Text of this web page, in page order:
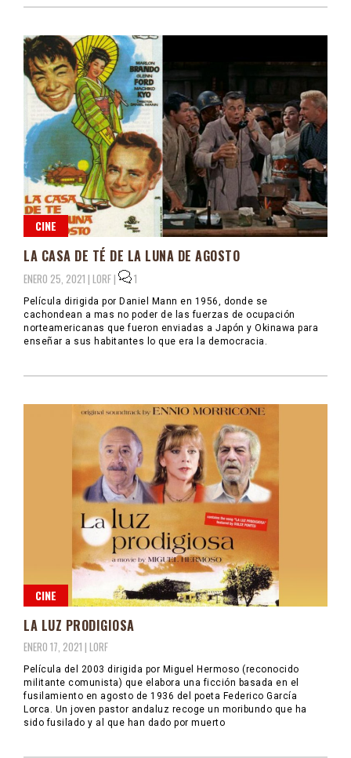
CINE
LA CASA DE TÉ DE LA LUNA DE AGOSTO
ENERO 25, 2021 | LORF| 1
Película dirigida por Daniel Mann en 1956, donde se
cachondean a mas no poder de las fuerzas de ocupación
norteamericanas que fueron enviadas a Japón y Okinawa para
enseñar a sus habitantes lo que era la democracia.
CINE
LA LUZ PRODIGIOSA
ENERO 17, 2021 | LORF
Película del 2003 dirigida por Miguel Hermoso (reconocido
militante comunista) que elabora una ficción basada en el
fusilamiento en agosto de 1936 del poeta Federico García
Lorca. Un joven pastor andaluz recoge un moribundo que ha
sido fusilado y al que han dado por muerto